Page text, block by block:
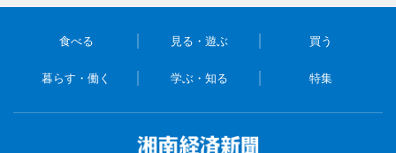
食べる 見る・遊ぶ 買う
暮らす・働く 学ぶ・知る 特集